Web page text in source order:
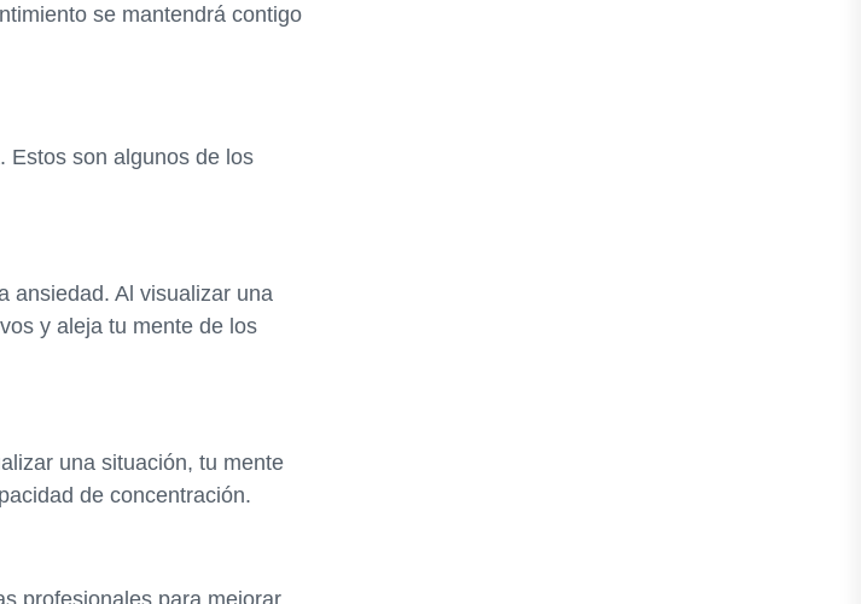
se mantendrá contigo
Estos son algunos de los
ansiedad. Al visualizar una
y aleja tu mente de los
una situación, tu mente
de concentración.